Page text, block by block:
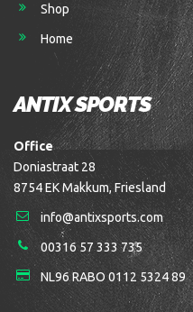
Shop
Home
ANTIX SPORTS
Office
Doniastraat 28
8754 EK Makkum, Friesland
info@antixsports.com
00316 57 333 735
NL96 RABO 0112 5324 89